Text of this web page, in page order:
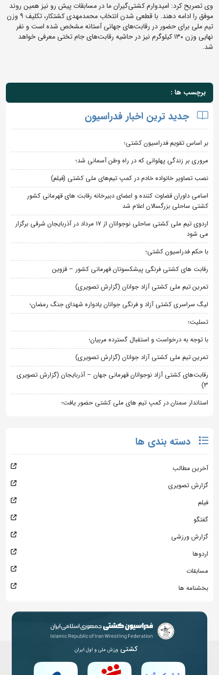
وی تصریح کرد: امیدوارم کشتی‌گیران ما در مسابقات پیش رو نیز همین روند
موفق را ادامه دهند. با قطعی شدن انتخاب محمدمهدی کشتکار، تکلیف ۹ وزن
تیم ملی برای حضور در رقابت‌های جهانی آستانه مشخص شده است و نفر
نهایی وزن ۱۳۰ کیلوگرم نیز در حاشیه رقابت‌های جام تختی معرفی خواهد
شد.
برچسب ها :
جدید ترین اخبار فدراسیون
بر اساس تقویم فدراسیون کشتی؛
مروری بر زندگی پهلوانی که در راه وطن آسمانی شد؛
نصب تصاویر خانواده خادم در کمپ تیم‌های ملی کشتی (فیلم)
اسامی داوران قضاوت کننده و اعضای دبیرخانه رقابت های قهرمانی کشور
کشتی ساحلی بزرگسالان اعلام شد
اردوی تیم ملی کشتی ساحلی نوجوانان از 17 مرداد در آذربایجان شرقی برگزار
می شود
با حکم فدراسیون کشتی؛
رقابت های کشتی فرنگی پیشکسوتان قهرمانی کشور – قزوین
تمرین تیم ملی کشتی آزاد جوانان (گزارش تصویری)
لیگ سراسری کشتی آزاد و فرنگی جوانان یادواره شهدای جنگ رمضان؛
تسلیت؛
با توجه به درخواست و استقبال گسترده مربیان؛
تمرین تیم ملی کشتی آزاد جوانان (گزارش تصویری)
رقابت‌های کشتی آزاد نوجوانان قهرمانی جهان – آذربایجان (گزارش تصویری
3)
استاندار سمنان در کمپ تیم های ملی کشتی حضور یافت؛
دسته بندی ها
آخرین مطالب
گزارش تصویری
فیلم
گفتگو
گزارش ورزشی
اردوها
مسابقات
بخشنامه ها
کشتی ورزش ملی و اول ایران